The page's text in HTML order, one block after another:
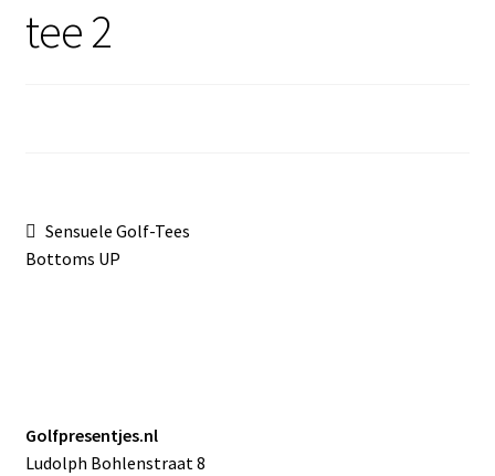
Cadeausets
tee 2
Bericht
navigatie
Vorig
bericht:
Sensuele Golf-Tees
Bottoms UP
Golfpresentjes.nl
Ludolph Bohlenstraat 8